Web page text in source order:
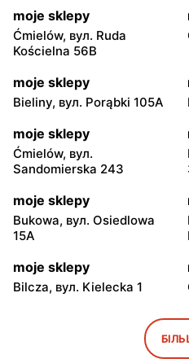
moje sklepy
Ćmielów, вул. Ruda
Kościelna 56B
moje sklepy
Bieliny, вул. Porąbki 105A
moje sklepy
Ćmielów, вул.
Sandomierska 243
moje sklepy
Bukowa, вул. Osiedlowa
15A
moje sklepy
Bilcza, вул. Kielecka 1
Iwaniska, вул. Ujazdowska